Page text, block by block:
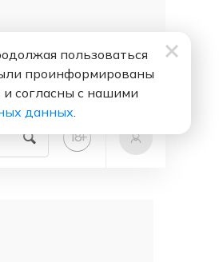
18+
пользоваться
проинформированы
согласны с нашими
данных.